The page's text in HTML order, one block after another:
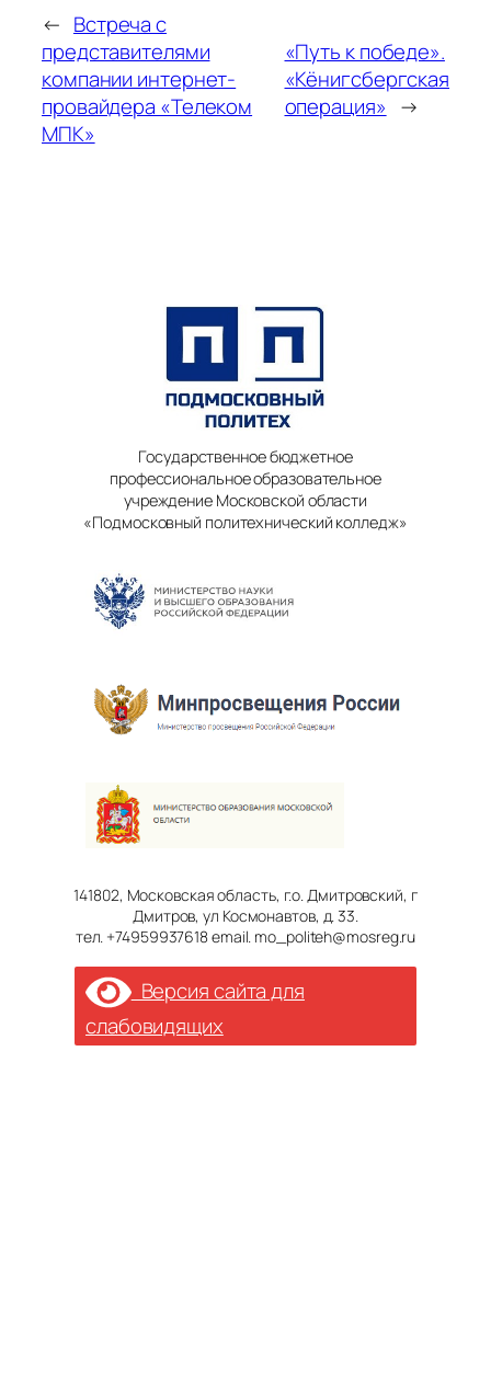
← Встреча с
представителями
компании интернет-
провайдера «Телеком
МПК»
«Путь к победе».
«Кёнигсбергская
операция» →
Государственное бюджетное
профессиональное образовательное
учреждение Московской области
«Подмосковный политехнический колледж»
141802, Московская область, г.о. Дмитровский, г
Дмитров, ул Космонавтов, д. 33.
тел. +74959937618 email. mo_politeh@mosreg.ru
Версия сайта для
слабовидящих